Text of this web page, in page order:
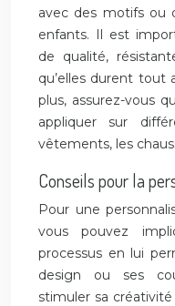
avec des motifs ou
enfants. Il est
de qualité,
qu’elles durent tout
plus, assurez-vous
appliquer sur
vêtements, les
Conseils pour la
Pour une
vous pouvez
processus en lui
design ou ses
stimuler sa